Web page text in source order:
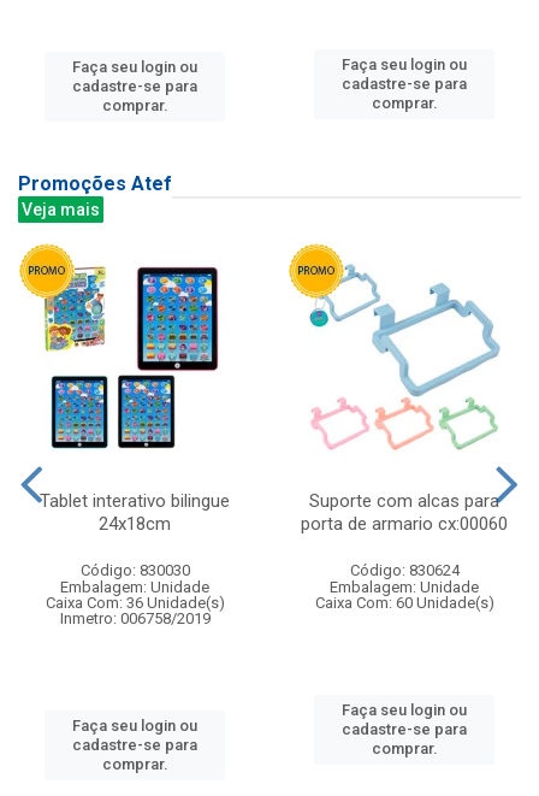
Faça seu login ou
cadastre-se para
comprar.
Faça seu login ou
cadastre-se para
comprar.
Promoções Atef
Veja mais
Tablet interativo bilingue
24x18cm
Código: 830030
Embalagem: Unidade
Caixa Com: 36 Unidade(s)
Inmetro: 006758/2019
Faça seu login ou
cadastre-se para
comprar.
Suporte com alcas para
porta de armario cx:00060
Código: 830624
Embalagem: Unidade
Caixa Com: 60 Unidade(s)
Faça seu login ou
cadastre-se para
comprar.